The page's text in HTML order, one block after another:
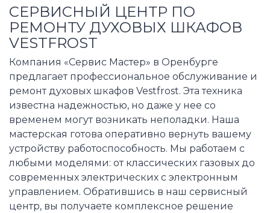
СЕРВИСНЫЙ ЦЕНТР ПО
РЕМОНТУ ДУХОВЫХ ШКАФОВ
VESTFROST
Компания «Сервис Мастер» в Оренбурге
предлагает профессиональное обслуживание и
ремонт духовых шкафов Vestfrost. Эта техника
известна надежностью, но даже у нее со
временем могут возникать неполадки. Наша
мастерская готова оперативно вернуть вашему
устройству работоспособность. Мы работаем с
любыми моделями: от классических газовых до
современных электрических с электронным
управлением. Обратившись в наш сервисный
центр, вы получаете комплексное решение